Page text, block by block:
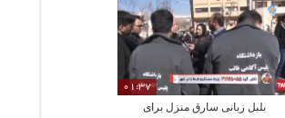
01:37
بلبل زبانی سارق منزل برای